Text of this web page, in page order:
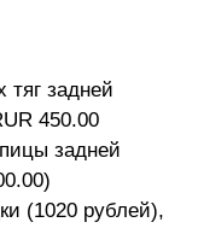
тяг задней
450.00
задней
(1020 рублей),